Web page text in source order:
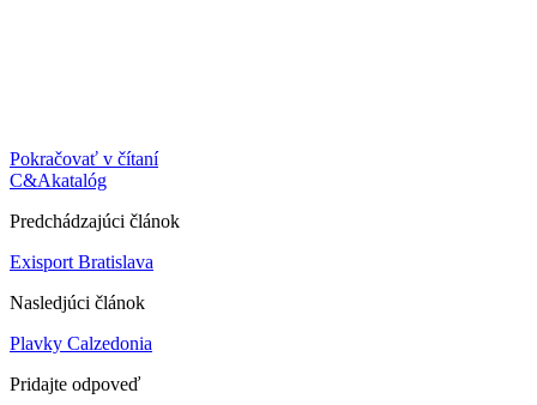
Pokračovať v čítaní
C&Akatalóg
Predchádzajúci článok
Exisport Bratislava
Nasledjúci článok
Plavky Calzedonia
Pridajte odpoveď